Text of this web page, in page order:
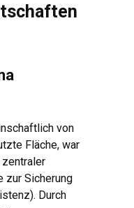
von
Fläche, war
zur Sicherung
Durch